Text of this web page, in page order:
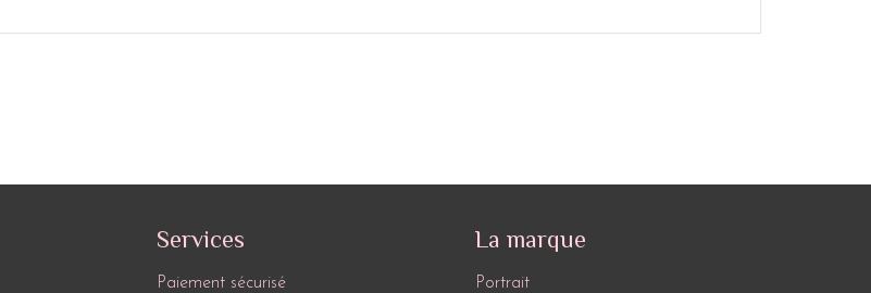
Services
Paiement sécurisé
La marque
Portrait